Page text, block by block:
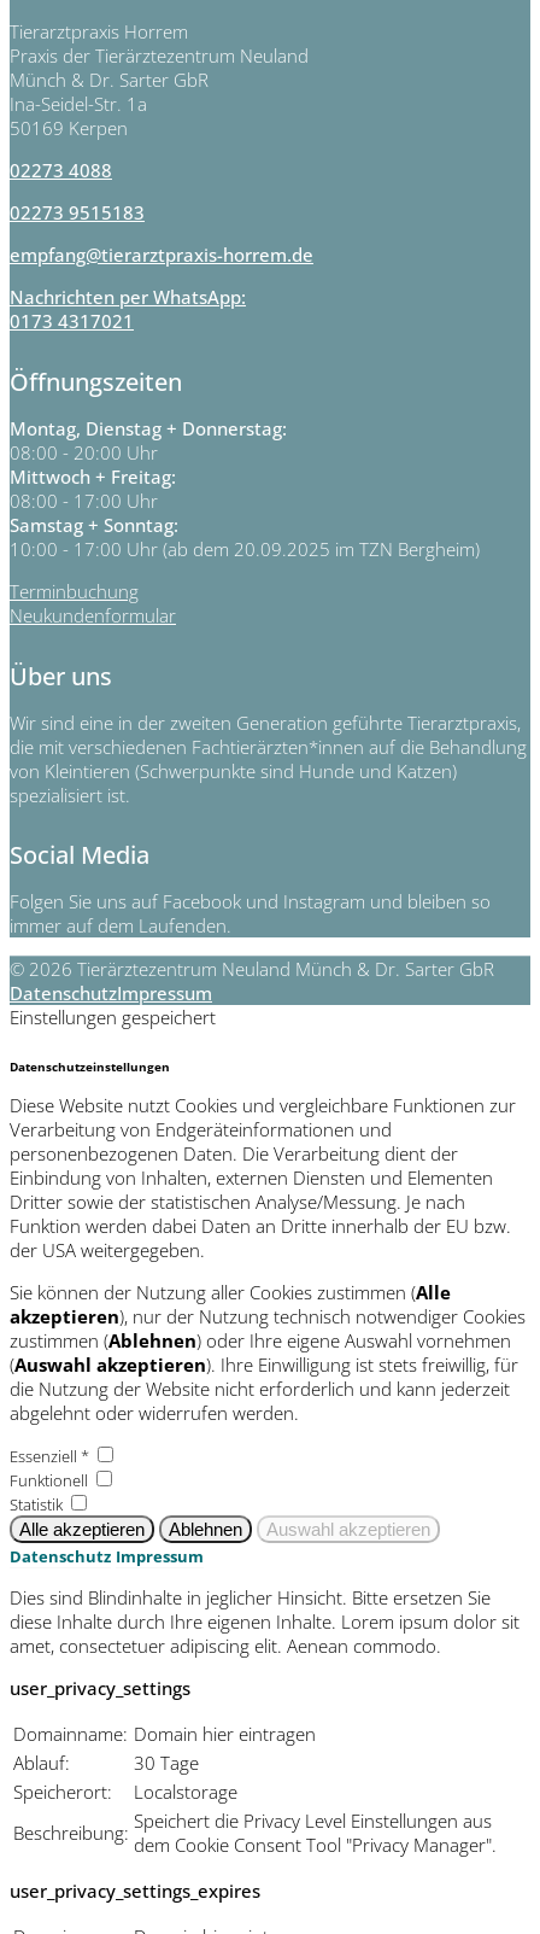
Tierarztpraxis Horrem
Praxis der Tierärztezentrum Neuland
Münch & Dr. Sarter GbR
Ina-Seidel-Str. 1a
50169 Kerpen
02273 4088
02273 9515183
empfang@tierarztpraxis-horrem.de
Nachrichten per WhatsApp:
0173 4317021
Öffnungszeiten
Montag, Dienstag + Donnerstag:
08:00 - 20:00 Uhr
Mittwoch + Freitag:
08:00 - 17:00 Uhr
Samstag + Sonntag:
10:00 - 17:00 Uhr (ab dem 20.09.2025 im TZN Bergheim)
Terminbuchung
Neukundenformular
Über uns
Wir sind eine in der zweiten Generation geführte Tierarztpraxis,
die mit verschiedenen Fachtierärzten*innen auf die Behandlung
von Kleintieren (Schwerpunkte sind Hunde und Katzen)
spezialisiert ist.
Social Media
Folgen Sie uns auf Facebook und Instagram und bleiben so
immer auf dem Laufenden.
© 2026 Tierärztezentrum Neuland Münch & Dr. Sarter GbR
DatenschutzImpressum
Einstellungen gespeichert
Datenschutzeinstellungen
Diese Website nutzt Cookies und vergleichbare Funktionen zur
Verarbeitung von Endgeräteinformationen und
personenbezogenen Daten. Die Verarbeitung dient der
Einbindung von Inhalten, externen Diensten und Elementen
Dritter sowie der statistischen Analyse/Messung. Je nach
Funktion werden dabei Daten an Dritte innerhalb der EU bzw.
der USA weitergegeben.
Sie können der Nutzung aller Cookies zustimmen (Alle
akzeptieren), nur der Nutzung technisch notwendiger Cookies
zustimmen (Ablehnen) oder Ihre eigene Auswahl vornehmen
(Auswahl akzeptieren). Ihre Einwilligung ist stets freiwillig, für
die Nutzung der Website nicht erforderlich und kann jederzeit
abgelehnt oder widerrufen werden.
Essenziell *
Funktionell
Statistik
Datenschutz Impressum
Dies sind Blindinhalte in jeglicher Hinsicht. Bitte ersetzen Sie
diese Inhalte durch Ihre eigenen Inhalte. Lorem ipsum dolor sit
amet, consectetuer adipiscing elit. Aenean commodo.
user_privacy_settings
Domainname: Domain hier eintragen
Ablauf:
30 Tage
Speicherort:
Localstorage
Beschreibung: Speichert die Privacy Level Einstellungen aus
dem Cookie Consent Tool "Privacy Manager".
user_privacy_settings_expires